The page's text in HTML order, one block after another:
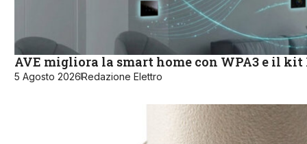
AVE migliora la smart home con WPA3 e il kit
5 Agosto 2026Redazione Elettro